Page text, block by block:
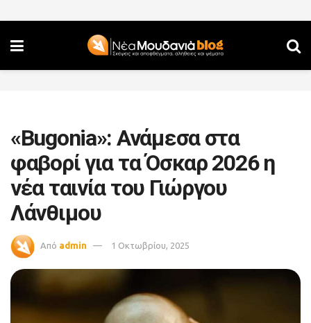
«Bugonia»: Ανάμεσα στα
φαβορί για τα Όσκαρ 2026 η
νέα ταινία του Γιώργου
Λάνθιμου
Από admin 1 Οκτωβρίου, 2025